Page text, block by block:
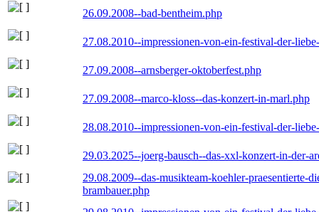
26.09.2008--bad-bentheim.php
27.08.2010--impressionen-von-ein-festival-der-
27.09.2008--arnsberger-oktoberfest.php
27.09.2008--marco-kloss--das-konzert-in-marl.php
28.08.2010--impressionen-von-ein-festival-der-
29.03.2025--joerg-bausch--das-xxl-konzert-in-der-
29.08.2009--das-musikteam-koehler-praesentierte-
brambauer.php